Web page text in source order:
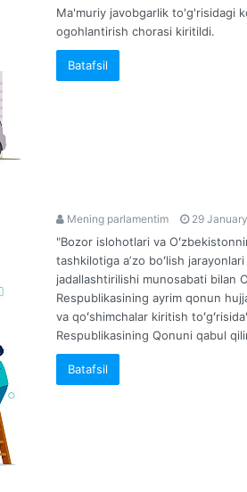
Ma'muriy javobgarlik to'g'risidagi
ogohlantirish chorasi kiritildi.
Batafsil
Mening parlamentim 29
"Bozor islohotlari va
tashkilotiga aʼzo boʻlish
jadallashtirilishi munosabati bilan
Respublikasining ayrim qonun
va qoʻshimchalar kiritish
Respublikasining Qonuni qabul
Batafsil